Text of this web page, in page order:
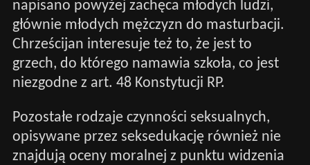
napisano powyżej zachęca młodych ludzi,
głównie młodych mężczyzn do masturbacji.
Chrześcijan interesuje też to, że jest to
grzech, do którego namawia szkoła, co jest
niezgodne z art. 48 Konstytucji RP.
Pozostałe rodzaje czynności seksualnych,
opisywane przez seksedukację również nie
znajdują oceny moralnej z punktu widzenia